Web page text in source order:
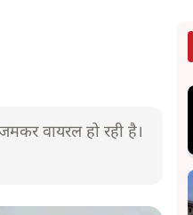
वायरल हो रही है।